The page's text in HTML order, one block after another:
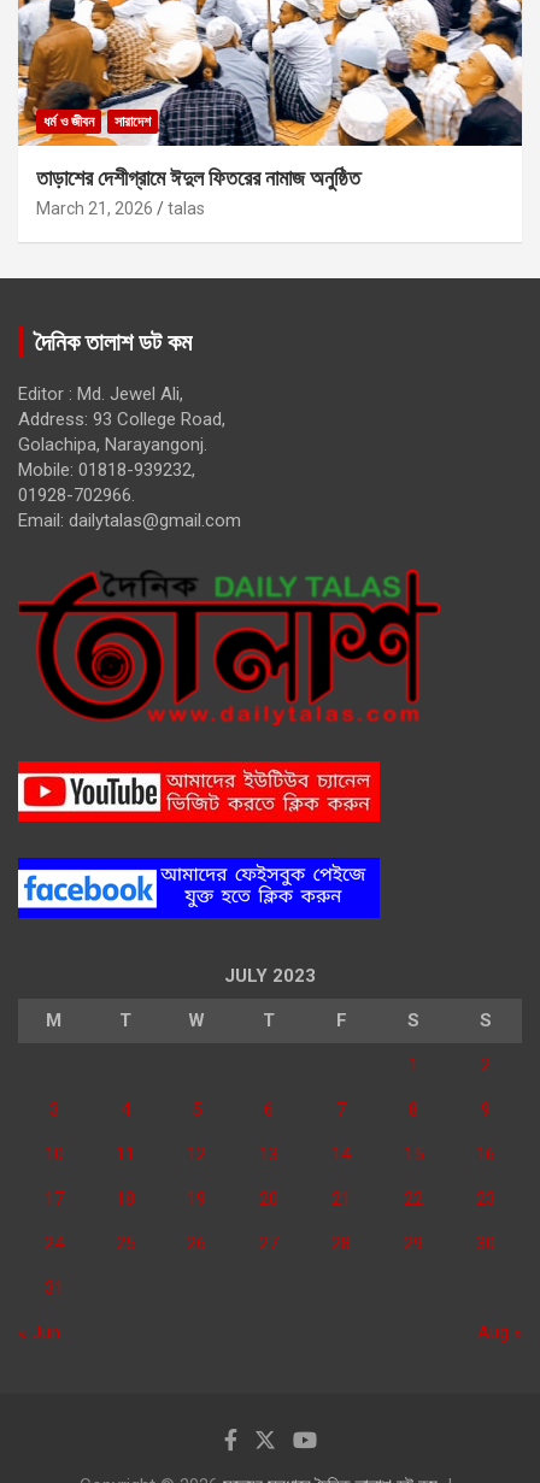
ধর্ম ও জীবন সারাদেশ
তাড়াশের দেশীগ্রামে ঈদুল ফিতরের নামাজ অনুষ্ঠিত
March 21, 2026 talas
দৈনিক তালাশ ডট কম
Editor : Md. Jewel Ali,
Address: 93 College Road,
Golachipa, Narayangonj.
Mobile: 01818-939232,
01928-702966.
Email: dailytalas@gmail.com
JULY 2023
M T W T F S S
1 2
3 4 5 6 7 8 9
10 11 12 13 14 15 16
17 18 19 20 21 22 23
24 25 26 27 28 29 30
31
« Jun Aug »